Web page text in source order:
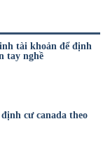
tài khoản để định
tay nghề
cư canada theo